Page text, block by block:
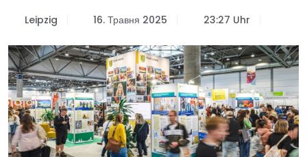
Leipzig 16. Травня 2025 23:27 Uhr